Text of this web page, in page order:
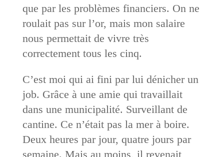
que par les problèmes financiers. On ne
roulait pas sur l’or, mais mon salaire
nous permettait de vivre très
correctement tous les cinq.
C’est moi qui ai fini par lui dénicher un
job. Grâce à une amie qui travaillait
dans une municipalité. Surveillant de
cantine. Ce n’était pas la mer à boire.
Deux heures par jour, quatre jours par
semaine. Mais au moins, il revenait